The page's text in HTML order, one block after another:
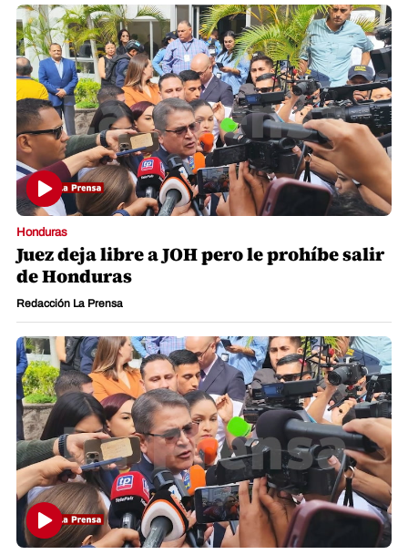
Honduras
Juez deja libre a JOH pero le prohíbe salir
de Honduras
Redacción La Prensa